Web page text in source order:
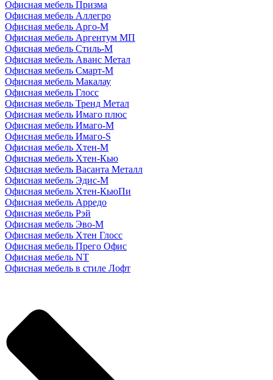
Офисная мебель Призма
Офисная мебель Аллегро
Офисная мебель Арго-М
Офисная мебель Аргентум МП
Офисная мебель Стиль-М
Офисная мебель Аванс Метал
Офисная мебель Смарт-М
Офисная мебель Макалау
Офисная мебель Глосс
Офисная мебель Тренд Метал
Офисная мебель Имаго плюс
Офисная мебель Имаго-М
Офисная мебель Имаго-S
Офисная мебель Хтен-M
Офисная мебель Хтен-Кью
Офисная мебель Васанта Металл
Офисная мебель Эдис-M
Офисная мебель Хтен-КьюПи
Офисная мебель Арредо
Офисная мебель Рэй
Офисная мебель Эво-M
Офисная мебель Хтен Глосс
Офисная мебель Прего Офис
Офисная мебель NT
Офисная мебель в стиле Лофт